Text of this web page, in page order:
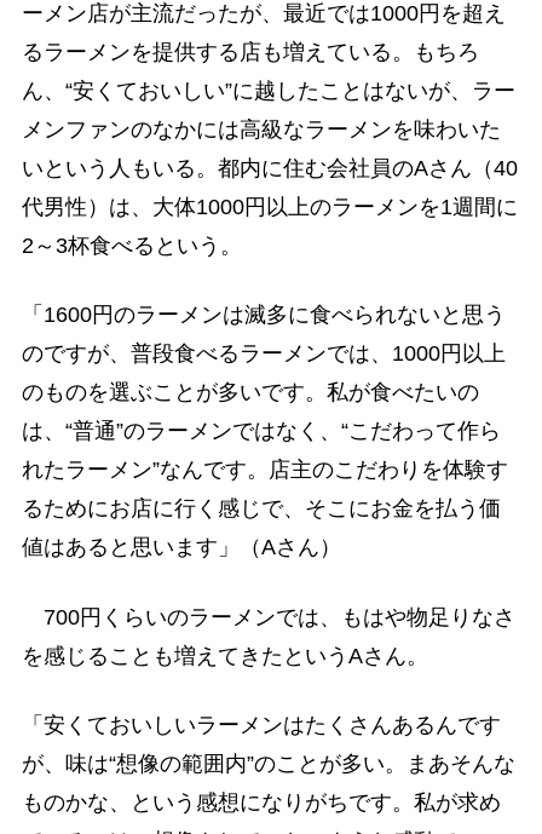
ーメン店が主流だったが、最近では1000円を超え
るラーメンを提供する店も増えている。もちろ
ん、“安くておいしい”に越したことはないが、ラー
メンファンのなかには高級なラーメンを味わいた
いという人もいる。都内に住む会社員のAさん（40
代男性）は、大体1000円以上のラーメンを1週間に
2～3杯食べるという。
「1600円のラーメンは滅多に食べられないと思う
のですが、普段食べるラーメンでは、1000円以上
のものを選ぶことが多いです。私が食べたいの
は、“普通”のラーメンではなく、“こだわって作ら
れたラーメン”なんです。店主のこだわりを体験す
るためにお店に行く感じで、そこにお金を払う価
値はあると思います」（Aさん）
700円くらいのラーメンでは、もはや物足りなさ
を感じることも増えてきたというAさん。
「安くておいしいラーメンはたくさんあるんです
が、味は“想像の範囲内”のことが多い。まあそんな
ものかな、という感想になりがちです。私が求め